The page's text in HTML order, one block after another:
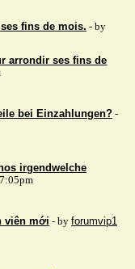
fins de mois. - by
arrondir ses fins de
bei Einzahlungen? -
irgendwelche
viên mới - by forumvip1